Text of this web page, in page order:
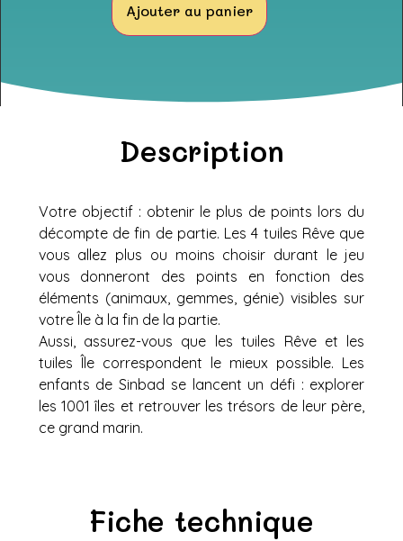
Ajouter au panier
Description
Votre objectif : obtenir le plus de points lors du
décompte de fin de partie. Les 4 tuiles Rêve que
vous allez plus ou moins choisir durant le jeu
vous donneront des points en fonction des
éléments (animaux, gemmes, génie) visibles sur
votre Île à la fin de la partie.
Aussi, assurez-vous que les tuiles Rêve et les
tuiles Île correspondent le mieux possible. Les
enfants de Sinbad se lancent un défi : explorer
les 1001 îles et retrouver les trésors de leur père,
ce grand marin.
Fiche technique